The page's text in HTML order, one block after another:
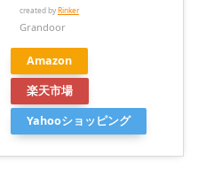
created byRinker
Grandoor
Amazon
楽天市場
Yahooショッピング